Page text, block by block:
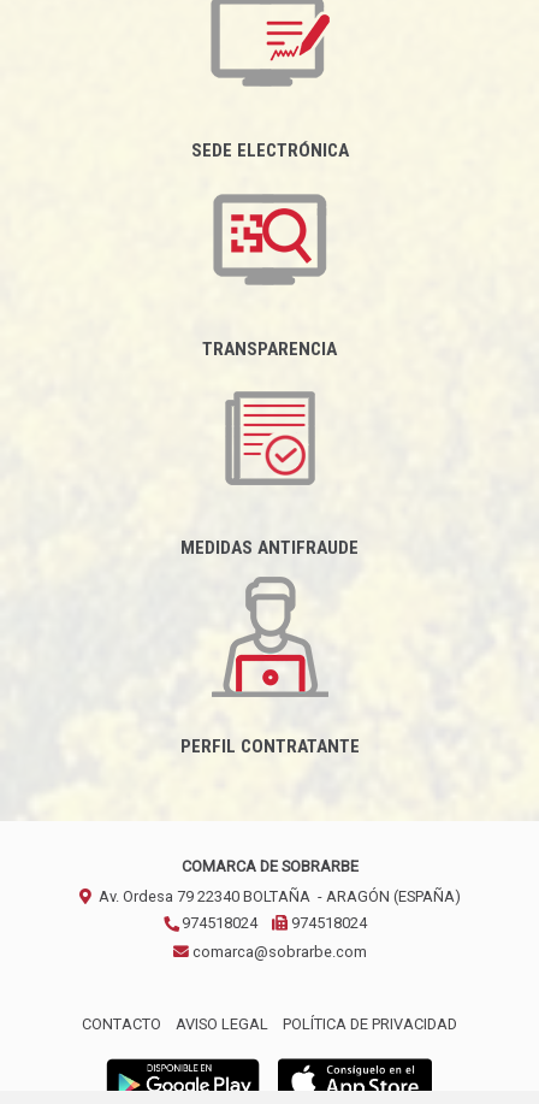
SEDE ELECTRÓNICA
TRANSPARENCIA
MEDIDAS ANTIFRAUDE
PERFIL CONTRATANTE
COMARCA DE SOBRARBE
Av. Ordesa 79 22340 BOLTAÑA - ARAGÓN (ESPAÑA)
974518024
974518024
comarca@sobrarbe.com
CONTACTO AVISO LEGAL POLÍTICA DE PRIVACIDAD